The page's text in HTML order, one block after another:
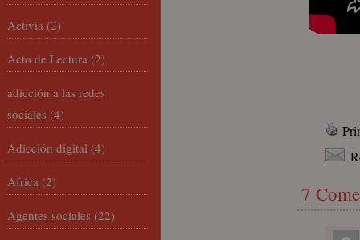
7
Activia (2)
Acto de Lectura (2)
adicción a las redes
sociales (4)
Adicción digital (4)
Africa (2)
Agentes sociales (22)